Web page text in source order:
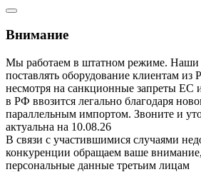
Внимание
Мы работаем в штатном режиме. Наши
поставлять оборудование клиентам из
несмотря на санкционные запреты
в РФ ввозится легально благодаря
параллельным импортом. Звоните и
актуальна на 10.08.26
В связи с участившимися случаями
конкуренции обращаем ваше
персональные данные третьим лицам